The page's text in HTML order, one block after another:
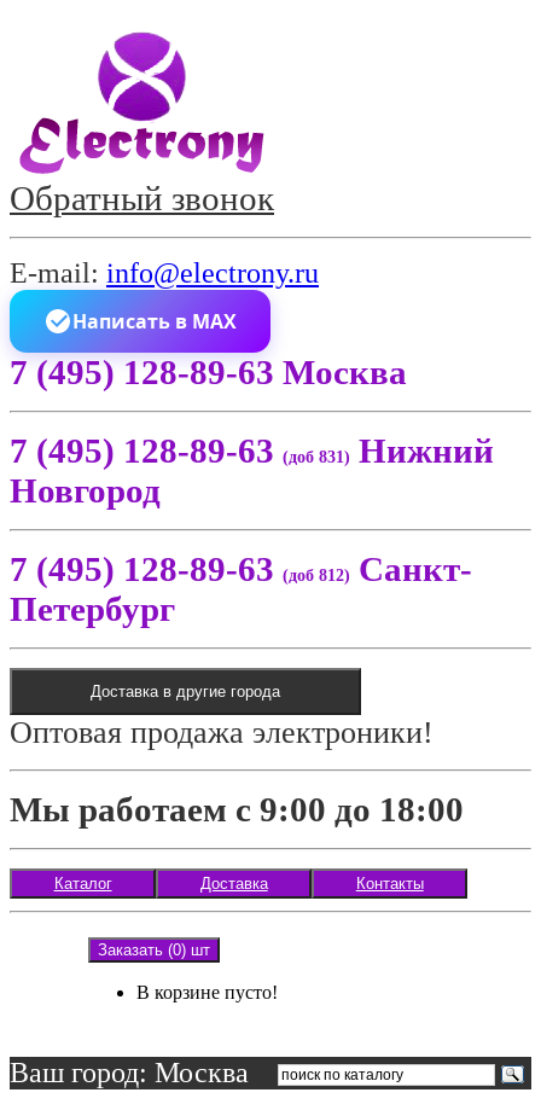
Обратный звонок
E-mail: info@electrony.ru
Написать в MAX
7 (495) 128-89-63 Москва
7 (495) 128-89-63 (доб 831) Нижний
Новгород
7 (495) 128-89-63 (доб 812) Санкт-
Петербург
Доставка в другие города
Оптовая продажа электроники!
Мы работаем с 9:00 до 18:00
Каталог Доставка Контакты
Заказать (0) шт
В корзине пусто!
Ваш город: Москва